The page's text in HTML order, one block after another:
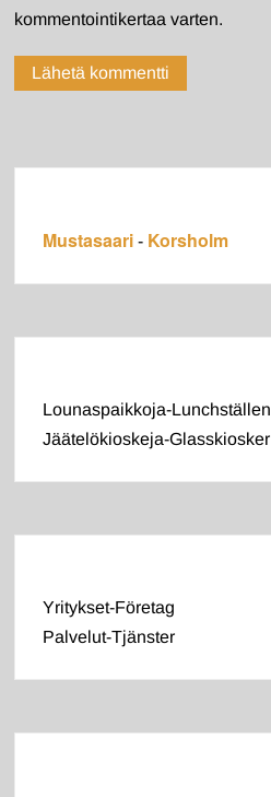
kommentointikertaa varten.
Mustasaari - Korsholm
Lounaspaikkoja-Lunchställen
Jäätelökioskeja-Glasskiosker
Yritykset-Företag
Palvelut-Tjänster